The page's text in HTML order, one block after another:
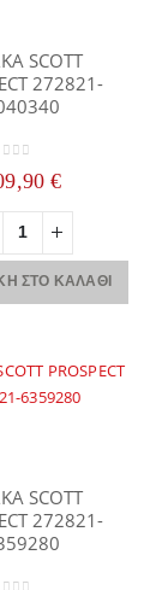
SCOTT
272821-
€
ΣΤΟ ΚΑΛΆΘΙ
SCOTT
272821-